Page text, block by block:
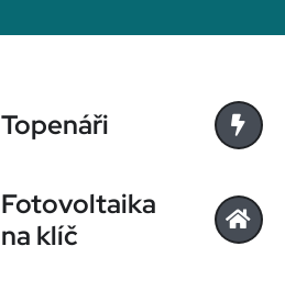
Topenáři
Fotovoltaika
na klíč